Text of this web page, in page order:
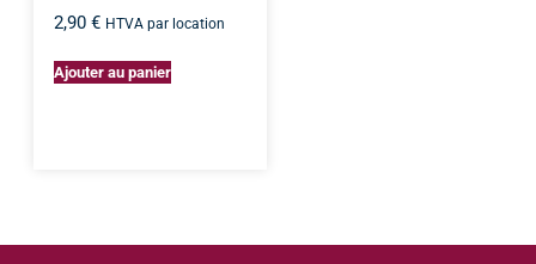
2,90€ HTVA par location
Ajouter au panier